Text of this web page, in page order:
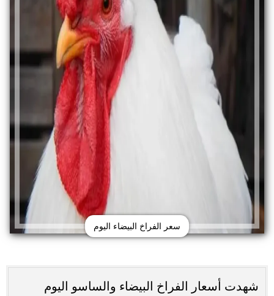
سعر الفراخ البيضاء اليوم
شهدت أسعار الفراخ البيضاء والساسو اليوم